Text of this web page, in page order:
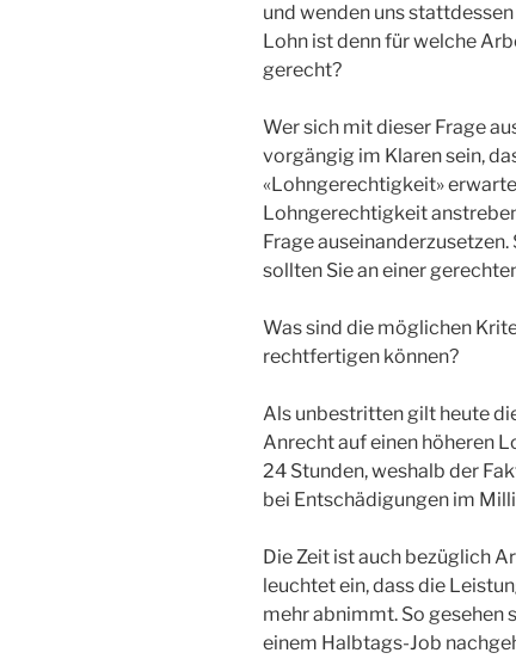
und wenden uns
Lohn ist denn für welche
gerecht?
Wer sich mit dieser Frage
vorgängig im Klaren sein,
«Lohngerechtigkeit»
Lohngerechtigkeit
Frage
sollten Sie an einer
Was sind die möglichen
rechtfertigen können?
Als unbestritten gilt heute
Anrecht auf einen höheren
24 Stunden, weshalb der
bei Entschädigungen im
Die Zeit ist auch bezüglich
leuchtet ein, dass die
mehr abnimmt. So gesehen
einem Halbtags-Job